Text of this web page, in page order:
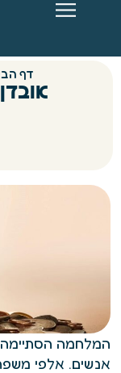
דף
המלחמה
אנשים. אלפי